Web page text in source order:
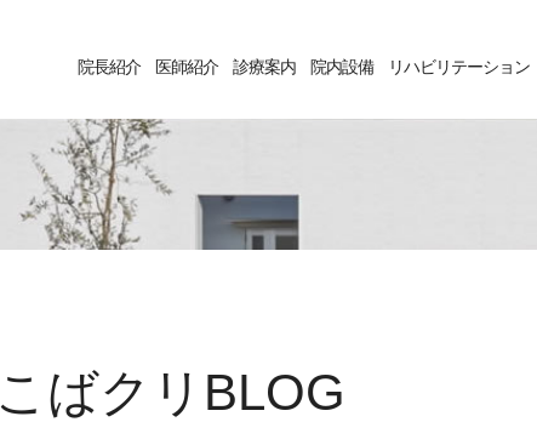
院長紹介 医師紹介 診療案内 院内設備 リハビリテーション
こばクリBLOG